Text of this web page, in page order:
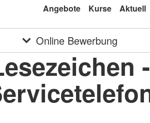
Angebote Kurse Aktuell
Online Bewerbung
-